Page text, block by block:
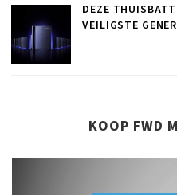
DEZE
VEILIGSTE
KOOP FWD